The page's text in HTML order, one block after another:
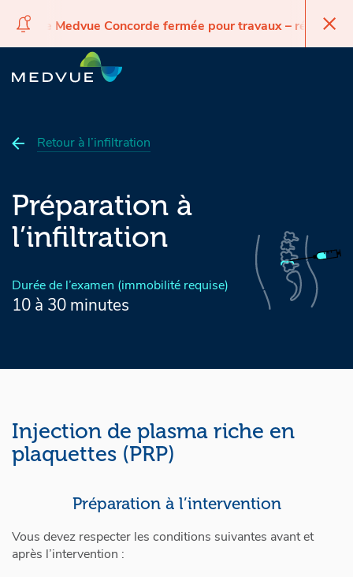
au
contenu
au
pied
Medvue Concorde fermée pour travaux –
Retour à l’infiltration
Préparation à
l’infiltration
Durée de l’examen (immobilité requise)
10 à 30 minutes
Injection de plasma riche en
plaquettes (PRP)
Préparation à l’intervention
Vous devez respecter les conditions suivantes avant et
après l’intervention :